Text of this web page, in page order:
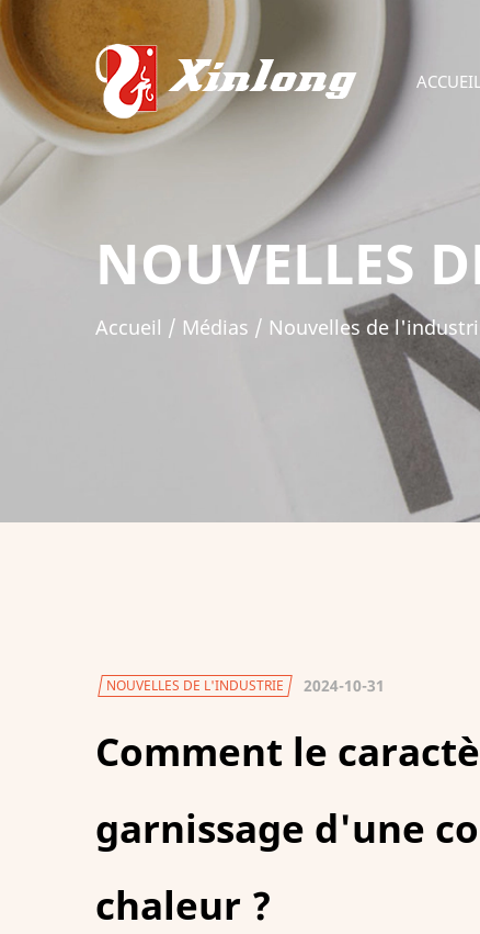
ACCUEIL
NOUVELLES
Accueil / Médias / Nouvelles de
NOUVELLES DE L'INDUSTRIE 2024-10-31
Comment le
garnissage d'une
chaleur ?